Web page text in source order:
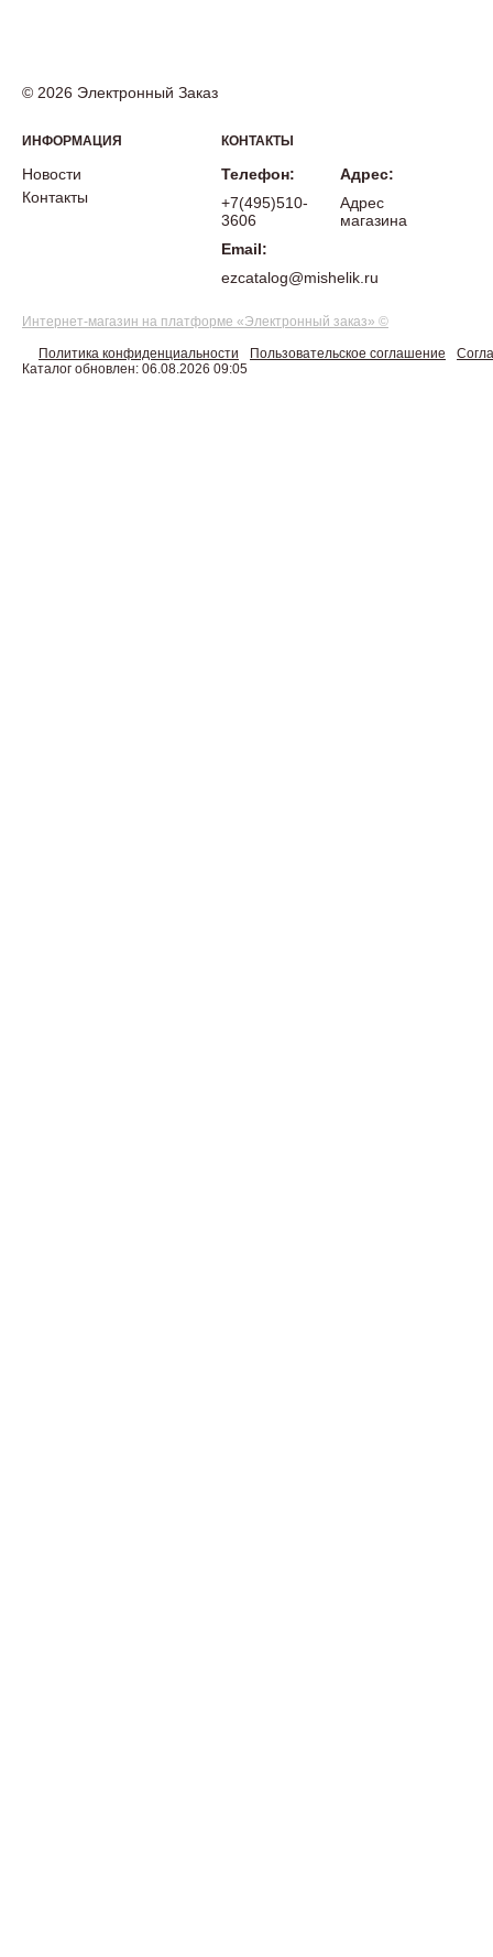
© 2026 Электронный Заказ
ИНФОРМАЦИЯ
Новости
Контакты
КОНТАКТЫ
Телефон:
+7(495)510-
3606
Email:
ezcatalog@mishelik.ru
Адрес:
Адрес
магазина
Интернет-магазин на платформе «Электронный заказ» ©
Политика конфиденциальности Пользовательское соглашение
Каталог обновлен: 06.08.2026 09:05